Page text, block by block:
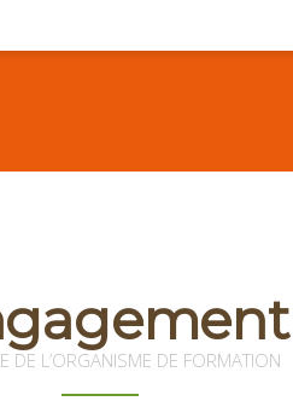
DE L’ORGANISME DE FORMATION